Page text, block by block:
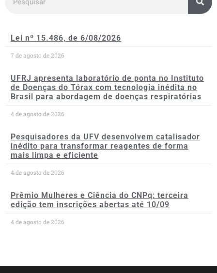
Lei nº 15.486, de 6/08/2026
7 de agosto de 2026
UFRJ apresenta laboratório de ponta no Instituto
de Doenças do Tórax com tecnologia inédita no
Brasil para abordagem de doenças respiratórias
4 de agosto de 2026
Pesquisadores da UFV desenvolvem catalisador
inédito para transformar reagentes de forma
mais limpa e eficiente
4 de agosto de 2026
Prêmio Mulheres e Ciência do CNPq: terceira
edição tem inscrições abertas até 10/09
4 de agosto de 2026